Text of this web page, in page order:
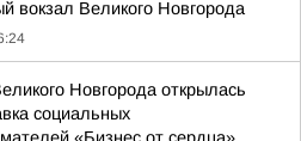
вокзал Великого Новгорода
Новгорода открылась
социальных